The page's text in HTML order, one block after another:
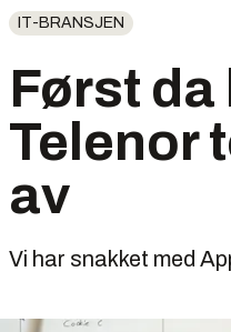
IT-BRANSJEN
Først
Telenor
av
Vi har snakket med